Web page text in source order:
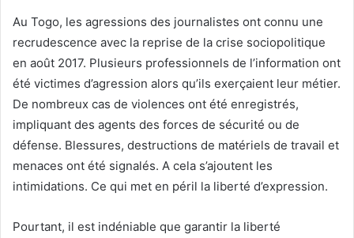
Au Togo, les agressions des journalistes ont connu une
recrudescence avec la reprise de la crise sociopolitique
en août 2017. Plusieurs professionnels de l’information ont
été victimes d’agression alors qu’ils exerçaient leur métier.
De nombreux cas de violences ont été enregistrés,
impliquant des agents des forces de sécurité ou de
défense. Blessures, destructions de matériels de travail et
menaces ont été signalés. A cela s’ajoutent les
intimidations. Ce qui met en péril la liberté d’expression.
Pourtant, il est indéniable que garantir la liberté